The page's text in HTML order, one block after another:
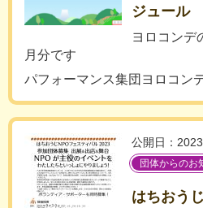
ジュール
ヨロコンデ
月分です
パフォーマンス集団ヨロコン
公開日：
団体からのお
はちおう